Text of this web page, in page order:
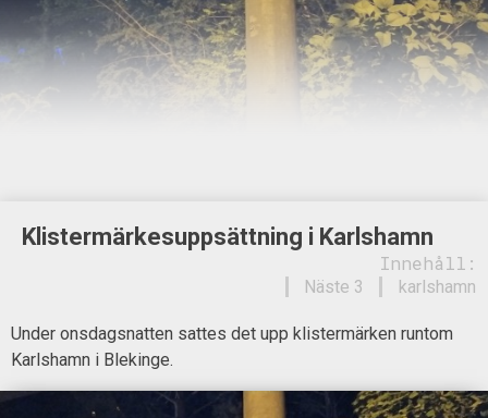
Klistermärkesuppsättning i Karlshamn
Innehåll:
karlshamn
Näste 3
Under onsdagsnatten sattes det upp klistermärken runtom
Karlshamn i Blekinge.